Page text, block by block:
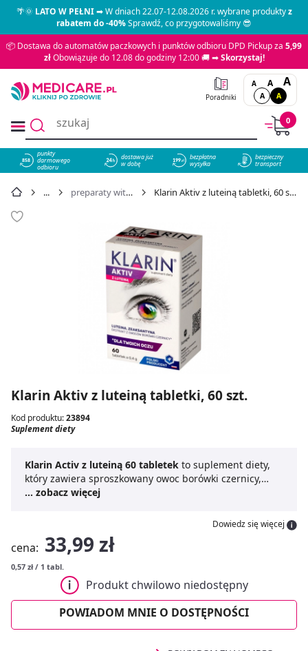
🌴🌞LATO W PEŁNI➡ W dniach 22.07-12.08.2026 r. wybrane produktyz
rabatem do -40%Sprawdź, co przygotowaliśmy 😎
📦 Dostawa do automatów paczkowych i punktów odbioru DPD Pickup za 5,99
złObowiązuje do 12.08 do godziny 12:00 🚚 ➡Skorzystaj!
Poradniki
A A A
A A
0
858
punkty
darmowego
odbioru
dostawa już
w dobę
bezpłatna
wysyłka
bezpieczny
transport
preparaty witaminowe Klarin Aktiv z luteiną tabletki, 60 szt. - cena 33,99 zł
Klarin Aktiv z luteiną tabletki, 60 szt.
Kod produktu:23894
Suplement diety
Klarin Activ z luteiną 60 tabletek to suplement diety,
który zawiera sproszkowany owoc borówki czernicy,
ekstrakt z borówki czernicy, ekstrakt z kwiatów aksamitki
także witaminę C, witaminę E i witaminę A. Aksamitka
widzenia, awitamina C
komórek przed stresem oksydacyjnym.
przyczynia się do ochrony komórek przed stresem
oksydacyjnym.Klarin Activ z luteinąjest dostępny w
formie tabletek, co ułatwia jego codzienną
suplementację dla osób dorosłych pragnących
... zobacz więcej
Dowiedz się więcej
cena: 33,99 zł
0,57 zł / 1 tabl.
Produkt chwilowo niedostępny
POWIADOM MNIE O DOSTĘPNOŚCI